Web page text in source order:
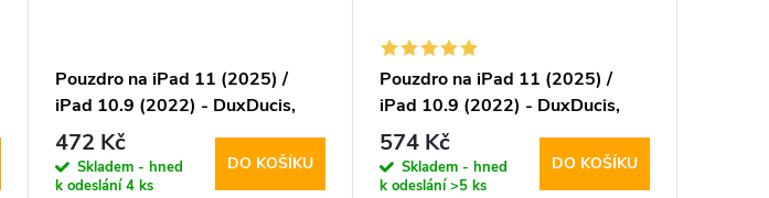
Pouzdro na iPad 11 (2025) /
iPad 10.9 (2022) - DuxDucis,
Toby Black
472 Kč
Skladem - hned
k odeslání4 ks
DO KOŠÍKU
Pouzdro na iPad 11 (2025) /
iPad 10.9 (2022) - DuxDucis,
Magi Black
574 Kč
Skladem - hned
k odeslání>5 ks
DO KOŠÍKU